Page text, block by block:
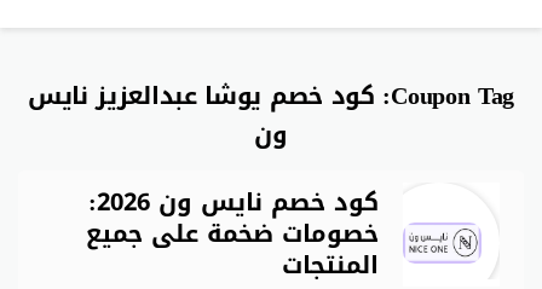
Coupon Tag: كود خصم يوشا عبدالعزيز نايس
ون
كود خصم نايس ون 2026:
خصومات ضخمة على جميع
المنتجات